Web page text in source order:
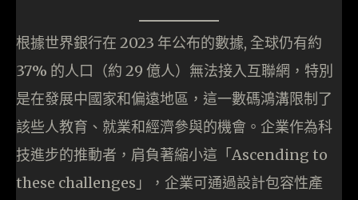
根據世界銀行在 2023 年公布的數據, 全球仍有約
37% 的人口（約 29 億人）無法接入互聯網，特別
是在發展中國家和偏遠地區，這一數碼鴻溝限制了
該些人教育、就業和經濟參與的機會。企業作為科
技進步的推動者，肩負著縮小這「Ascending to
these challenges」，企業可通過設計包容性產